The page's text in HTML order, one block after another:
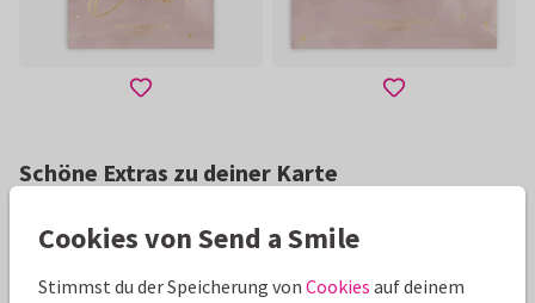
Schöne Extras zu deiner Karte
Cookies von Send a Smile
Stimmst du der Speicherung von Cookies auf deinem